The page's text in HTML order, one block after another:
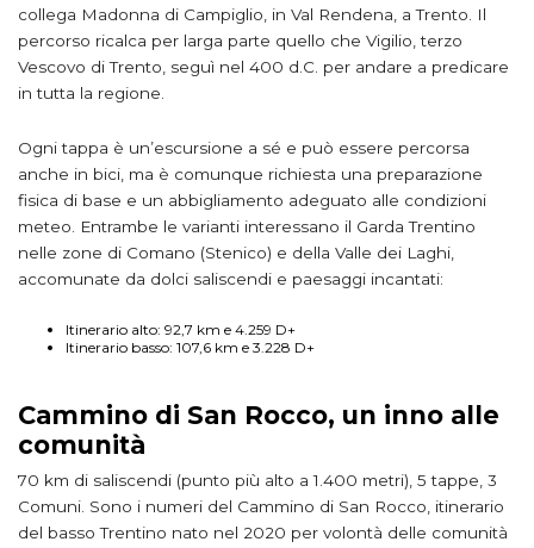
collega Madonna di Campiglio, in Val Rendena, a Trento. Il
percorso ricalca per larga parte quello che Vigilio, terzo
Vescovo di Trento, seguì nel 400 d.C. per andare a predicare
in tutta la regione.
Ogni tappa è un’escursione a sé e può essere percorsa
anche in bici, ma è comunque richiesta una preparazione
fisica di base e un abbigliamento adeguato alle condizioni
meteo. Entrambe le varianti interessano il Garda Trentino
nelle zone di Comano (Stenico) e della Valle dei Laghi,
accomunate da dolci saliscendi e paesaggi incantati:
Itinerario alto: 92,7 km e 4.259 D+
Itinerario basso: 107,6 km e 3.228 D+
Cammino di San Rocco, un inno alle
comunità
70 km di saliscendi (punto più alto a 1.400 metri), 5 tappe, 3
Comuni. Sono i numeri del Cammino di San Rocco, itinerario
del basso Trentino nato nel 2020 per volontà delle comunità